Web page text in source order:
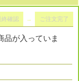
終確認 → ご注文完了
品が入っていま